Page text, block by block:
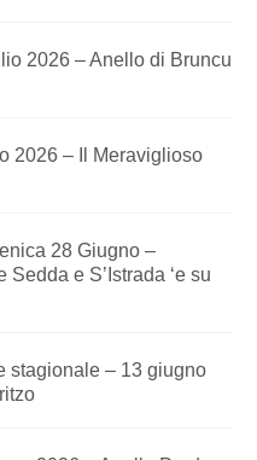
2026 – Anello di Bruncu
2026 – Il Meraviglioso
28 Giugno –
Sedda e S’Istrada ‘e su
stagionale – 13 giugno